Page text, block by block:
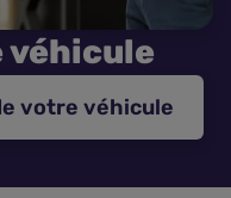
votre véhicule